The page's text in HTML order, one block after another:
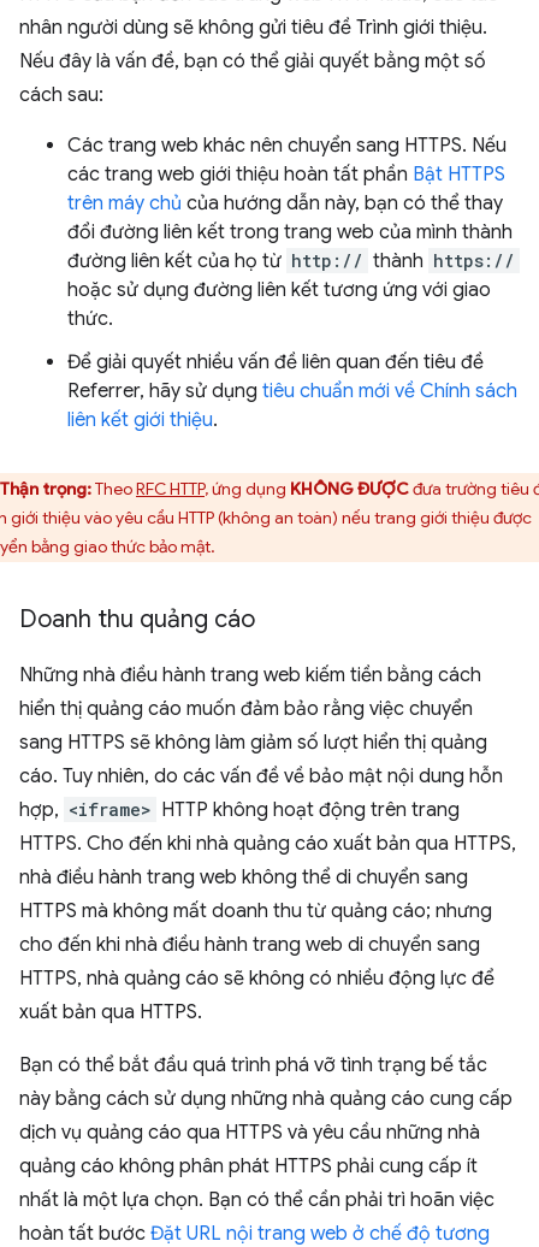
nhân người dùng sẽ không gửi tiêu đề Trình giới thiệu.
Nếu đây là vấn đề, bạn có thể giải quyết bằng một số
cách sau:
Các trang web khác nên chuyển sang HTTPS. Nếu
các trang web giới thiệu hoàn tất phần Bật HTTPS
trên máy chủ của hướng dẫn này, bạn có thể thay
đổi đường liên kết trong trang web của mình thành
đường liên kết của họ từ http:// thành https://
hoặc sử dụng đường liên kết tương ứng với giao
thức.
Để giải quyết nhiều vấn đề liên quan đến tiêu đề
Referrer, hãy sử dụng tiêu chuẩn mới về Chính sách
liên kết giới thiệu.
Thận trọng:TheoRFC HTTP, ứng dụng KHÔNG ĐƯỢCđưa trường tiêu
giới thiệu vào yêu cầu HTTP (không an toàn) nếu trang giới thiệu được
bằng giao thức bảo mật.
Doanh thu quảng cáo
Những nhà điều hành trang web kiếm tiền bằng cách
hiển thị quảng cáo muốn đảm bảo rằng việc chuyển
sang HTTPS sẽ không làm giảm số lượt hiển thị quảng
cáo. Tuy nhiên, do các vấn đề về bảo mật nội dung hỗn
hợp, <iframe> HTTP không hoạt động trên trang
HTTPS. Cho đến khi nhà quảng cáo xuất bản qua HTTPS,
nhà điều hành trang web không thể di chuyển sang
HTTPS mà không mất doanh thu từ quảng cáo; nhưng
cho đến khi nhà điều hành trang web di chuyển sang
HTTPS, nhà quảng cáo sẽ không có nhiều động lực để
xuất bản qua HTTPS.
Bạn có thể bắt đầu quá trình phá vỡ tình trạng bế tắc
này bằng cách sử dụng những nhà quảng cáo cung cấp
dịch vụ quảng cáo qua HTTPS và yêu cầu những nhà
quảng cáo không phân phát HTTPS phải cung cấp ít
nhất là một lựa chọn. Bạn có thể cần phải trì hoãn việc
hoàn tất bước Đặt URL nội trang web ở chế độ tương